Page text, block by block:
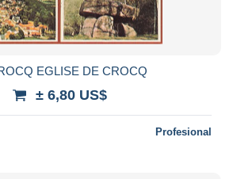
EGLISE DE CROCQ
± 6,80 US$
Profesional